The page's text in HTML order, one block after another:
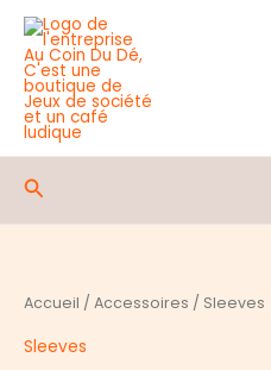
Aller
contenu
Rechercher
Accueil / Accessoires / Sleeves
Sleeves